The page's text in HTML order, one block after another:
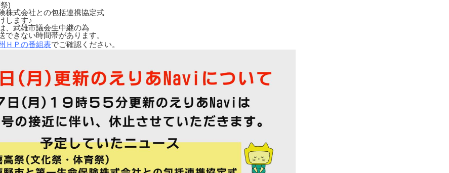
)
株式会社との包括連携協定式
します♪
、武雄市議会生中継の為
きない時間帯があります。
ＨＰの番組表でご確認ください。